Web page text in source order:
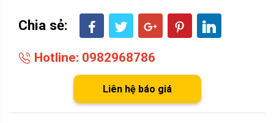
Chia sẻ:
Hotline: 0982968786
Liên hệ báo giá